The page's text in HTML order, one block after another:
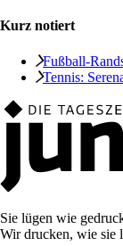
Kurz notiert
Fußball-
Tennis:
Sie lügen wie
Wir drucken, wie sie